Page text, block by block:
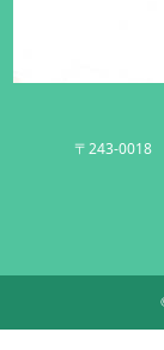
〒243-0018